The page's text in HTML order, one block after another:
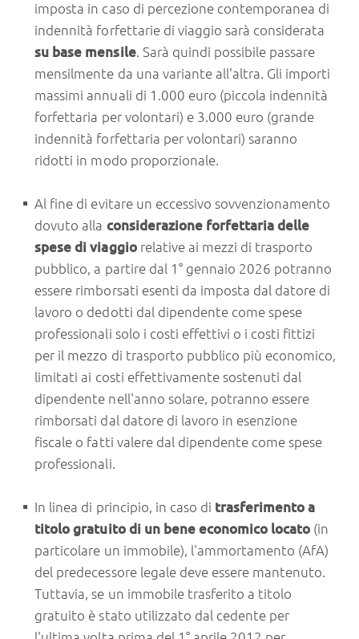
imposta in caso di percezione contemporanea di
indennità forfettarie di viaggio sarà considerata
su base mensile. Sarà quindi possibile passare
mensilmente da una variante all'altra. Gli importi
massimi annuali di 1.000 euro (piccola indennità
forfettaria per volontari) e 3.000 euro (grande
indennità forfettaria per volontari) saranno
ridotti in modo proporzionale.
Al fine di evitare un eccessivo sovvenzionamento
dovuto alla considerazione forfettaria delle
spese di viaggio relative ai mezzi di trasporto
pubblico, a partire dal 1° gennaio 2026 potranno
essere rimborsati esenti da imposta dal datore di
lavoro o dedotti dal dipendente come spese
professionali solo i costi effettivi o i costi fittizi
per il mezzo di trasporto pubblico più economico,
limitati ai costi effettivamente sostenuti dal
dipendente nell'anno solare, potranno essere
rimborsati dal datore di lavoro in esenzione
fiscale o fatti valere dal dipendente come spese
professionali.
In linea di principio, in caso di trasferimento a
titolo gratuito di un bene economico locato (in
particolare un immobile), l'ammortamento (AfA)
del predecessore legale deve essere mantenuto.
Tuttavia, se un immobile trasferito a titolo
gratuito è stato utilizzato dal cedente per